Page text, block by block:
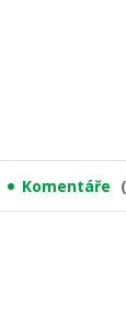
Komentáře